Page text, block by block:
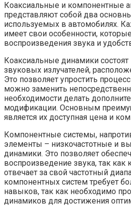
Коаксиальные и компонентные
представляют собой два
используемых в автомобилях.
имеет свои особенности,
воспроизведения звука и
Коаксиальные динамики состоят
звуковых излучателей,
Это позволяет упростить
можно заменить
необходимости делать
модификации. Основным
является их доступная цена и
Компонентные системы,
элементы – низкочастотные и
динамики. Это позволяет
воспроизведение звука, так
отвечает за свой частотный
компонентных систем требует
навыков, так как необходимо
динамиков для достижения